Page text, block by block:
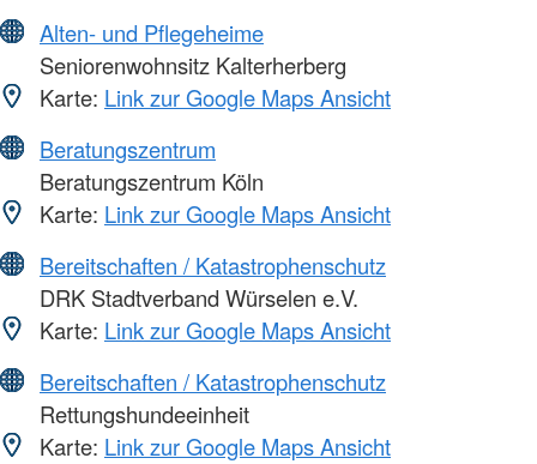
Alten- und Pflegeheime
Seniorenwohnsitz Kalterherberg
Karte: Link zur Google Maps Ansicht
Beratungszentrum
Beratungszentrum Köln
Karte: Link zur Google Maps Ansicht
Bereitschaften / Katastrophenschutz
DRK Stadtverband Würselen e.V.
Karte: Link zur Google Maps Ansicht
Bereitschaften / Katastrophenschutz
Rettungshundeeinheit
Karte: Link zur Google Maps Ansicht